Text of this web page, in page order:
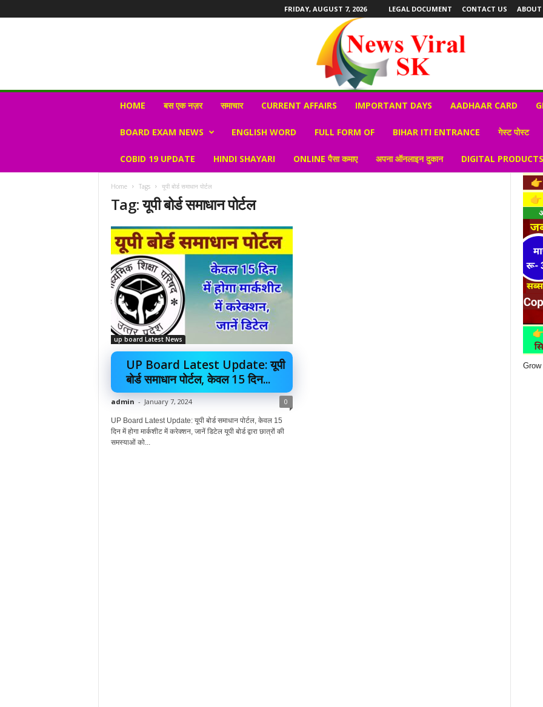
FRIDAY, AUGUST 7, 2026 LEGAL DOCUMENT CONTACT US ABOUT
r
HOME बस एक नज़र समाचार CURRENT AFFAIRS IMPORTANT DAYS AADHAAR CARD
BOARD EXAM NEWS ENGLISH WORD FULL FORM OF BIHAR ITI ENTRANCE गेस्ट पोस्ट
COBID 19 UPDATE HINDI SHAYARI ONLINE पैसा कमाए अपना ऑनलाइन दुकान DIGITAL
Home Tags यूपी बोर्ड समाधान पोर्टल
Tag: यूपी बोर्ड समाधान पोर्टल
up board Latest News
UP Board Latest Update: यूपी
बोर्ड समाधान पोर्टल, केवल 15 दिन...
admin - January 7, 2024 0
UP Board Latest Update: यूपी बोर्ड समाधान पोर्टल, केवल 15
दिन में होगा मार्कशीट में करेक्शन, जानें डिटेल यूपी बोर्ड द्वारा छात्रों की
समस्याओं को...